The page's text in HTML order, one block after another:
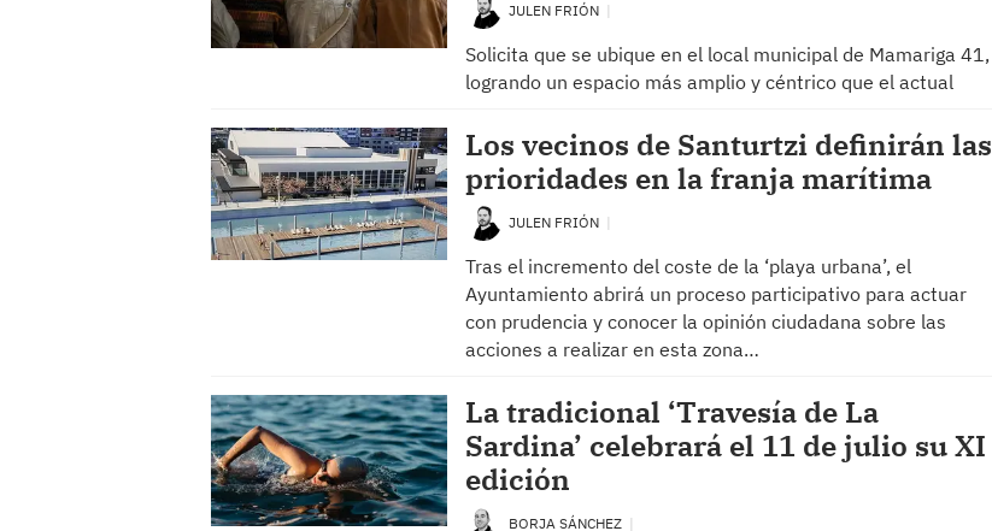
JULEN FRIÓN
Solicita que se ubique en el local municipal de Mamariga 41,
logrando un espacio más amplio y céntrico que el actual
Los vecinos de Santurtzi definirán las
prioridades en la franja marítima
JULEN FRIÓN
Tras el incremento del coste de la ‘playa urbana’, el
Ayuntamiento abrirá un proceso participativo para actuar
con prudencia y conocer la opinión ciudadana sobre las
acciones a realizar en esta zona…
La tradicional ‘Travesía de La
Sardina’ celebrará el 11 de julio su XI
edición
BORJA SÁNCHEZ